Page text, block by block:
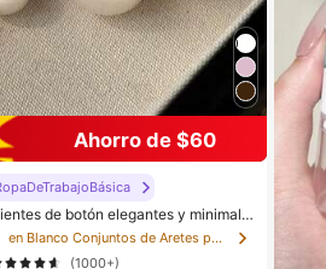
Ahorro de $60
de botón elegantes y minimalis
para uso diario, bodas y fiestas p
en Blanco Conjuntos de Aretes para Mujeres
(1000+)